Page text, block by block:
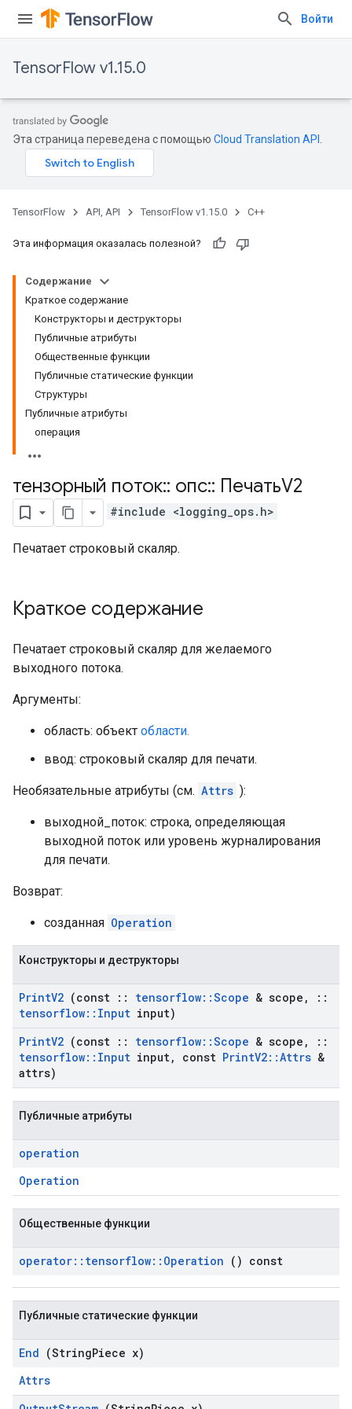
Войти
TensorFlow v1.15.0
Эта страница переведена с помощью Cloud Translation API
TensorFlow API, API TensorFlow v1.15.0 C++
Эта информация оказалась полезной?
Содержание
Краткое содержание
Конструкторы и деструкторы
Публичные атрибуты
Общественные функции
Публичные статические функции
Структуры
Публичные атрибуты
операция
тензорный поток:: опс:: ПечатьV2
#include <logging_ops.h>
Печатает строковый скаляр.
Краткое содержание
Печатает строковый скаляр для желаемого
выходного потока.
Аргументы:
область: объект области.
ввод: строковый скаляр для печати.
Необязательные атрибуты (см. Attrs ):
выходной_поток: строка, определяющая
выходной поток или уровень журналирования
для печати.
Возврат:
созданная Operation
Конструкторы и деструкторы
PrintV2 (const :: tensorflow::Scope & scope ,
::
tensorflow:: Input input)
PrintV2 (const :: tensorflow::Scope & scope ,
::
tensorflow:: Input input, const PrintV2::Attrs &
attrs)
Публичные атрибуты
operation
Operation
Общественные функции
operator:: tensorflow:: Operation () const
Публичные статические функции
End (StringPiece x)
Attrs